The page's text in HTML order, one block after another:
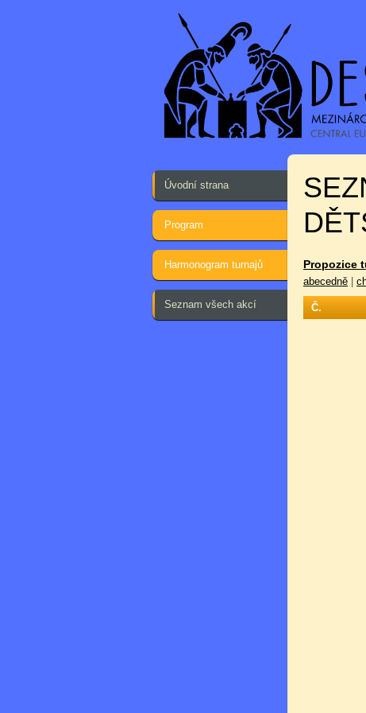
Úvodní strana
Program
Harmonogram turnajů
Seznam všech akcí
Propozice
abecedně
Č.